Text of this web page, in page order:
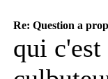
Re: Question a
qui